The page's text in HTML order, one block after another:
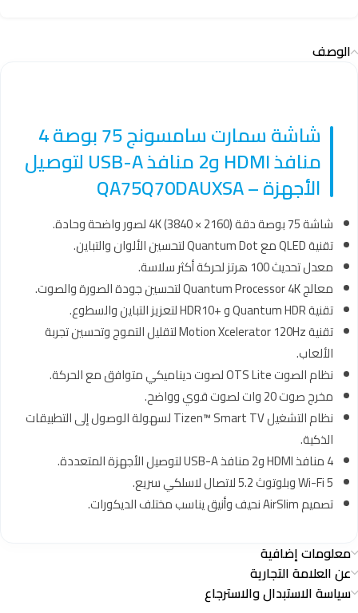
الوصف
شاشة سمارت سامسونج 75 بوصة 4
منافذ HDMI و2 منافذ USB-A لتوصيل
الأجهزة – QA75Q70DAUXSA
شاشة 75 بوصة دقة 4K (3840 × 2160) لصور واضحة وحادة.
تقنية QLED مع Quantum Dot لتحسين الألوان والتباين.
معدل تحديث 100 هرتز لحركة أكثر سلاسة.
معالج Quantum Processor 4K لتحسين جودة الصورة والصوت.
تقنية Quantum HDR و +HDR10 لتعزيز التباين والسطوع.
تقنية Motion Xcelerator 120Hz لتقليل التموج وتحسين تجربة
الألعاب.
نظام الصوت OTS Lite لصوت ديناميكي متوافق مع الحركة.
مخرج صوت 20 وات لصوت قوي وواضح.
نظام التشغيل Tizen™ Smart TV لسهولة الوصول إلى التطبيقات
الذكية.
4 منافذ HDMI و2 منافذ USB-A لتوصيل الأجهزة المتعددة.
Wi-Fi 5 وبلوتوث 5.2 لاتصال لاسلكي سريع.
تصميم AirSlim نحيف وأنيق يناسب مختلف الديكورات.
معلومات إضافية
عن العلامة التجارية
سياسة الاستبدال والاسترجاع